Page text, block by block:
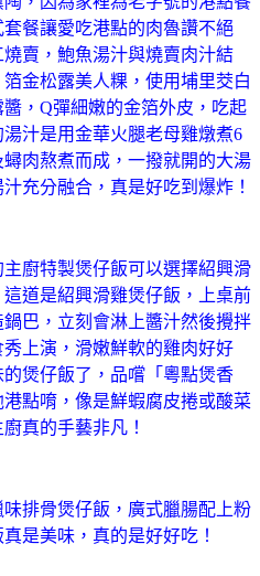
套餐讓愛吃港點的肉魯讚不絕
賣，鮑魚湯汁與燒賣肉汁結
金松露美人粿，使用埔里茭白
，Q彈細嫩的金箔外皮，吃起
汁是用金華火腿老母雞燉煮6
肉熬煮而成，一撥就開的大湯
充分融合，真是好吃到爆炸！
主廚特製煲仔飯可以選擇紹興滑
道是紹興滑雞煲仔飯，上桌前
巴，立刻會淋上醬汁然後攪拌
上演，滑嫩鮮軟的雞肉好好
煲仔飯了，品嚐 「粵點煲香
點唷，像是鮮蝦腐皮捲或酸菜
真的手藝非凡！
味排骨煲仔飯，廣式臘腸配上粉
是美味，真的是好好吃！